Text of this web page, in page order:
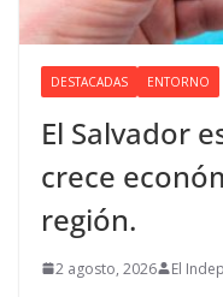
DESTACADAS ENTORNO
El Salvador
crece
región.
2 agosto, 2026 El